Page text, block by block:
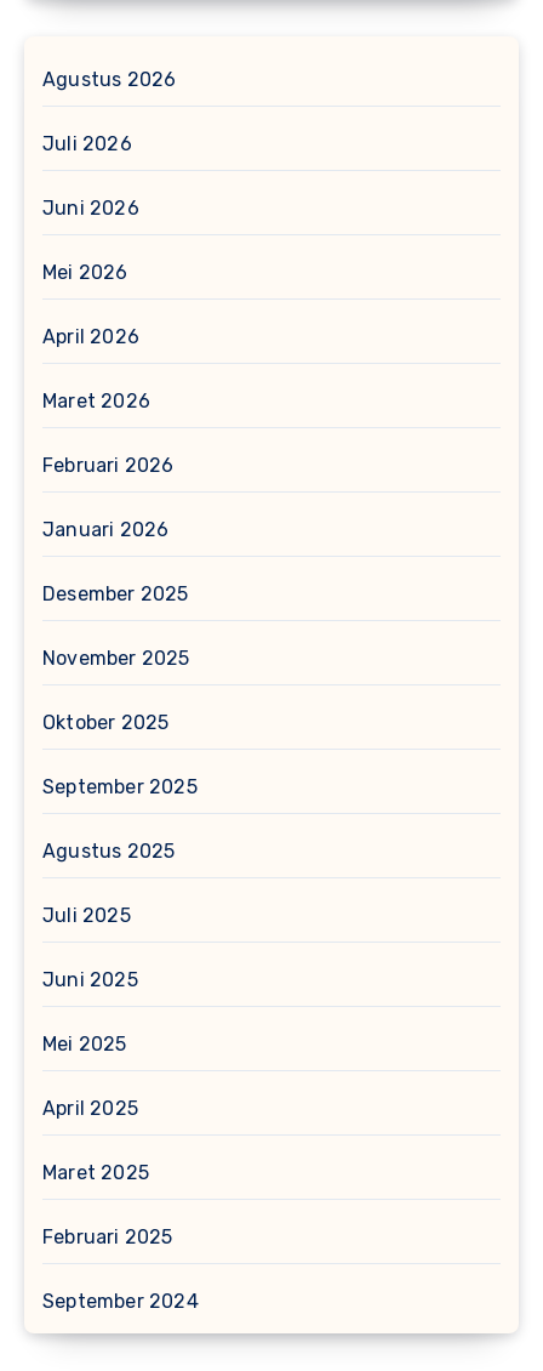
Agustus 2026
Juli 2026
Juni 2026
Mei 2026
April 2026
Maret 2026
Februari 2026
Januari 2026
Desember 2025
November 2025
Oktober 2025
September 2025
Agustus 2025
Juli 2025
Juni 2025
Mei 2025
April 2025
Maret 2025
Februari 2025
September 2024